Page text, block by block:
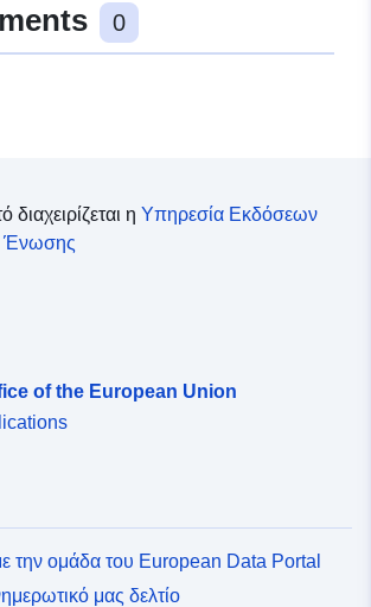
0
η Υπηρεσία Εκδόσεων
Ένωσης
of the European Union
την ομάδα του European Data Portal
μας δελτίο